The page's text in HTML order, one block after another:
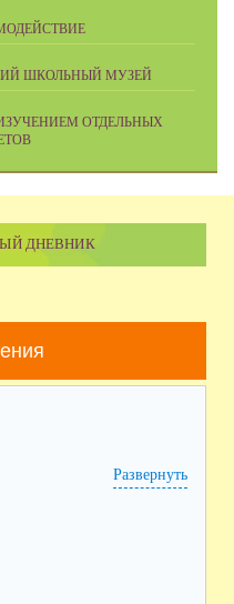
ШКОЛЬНЫЙ МУЗЕЙ
ОТДЕЛЬНЫХ
ДНЕВНИК
Развернуть